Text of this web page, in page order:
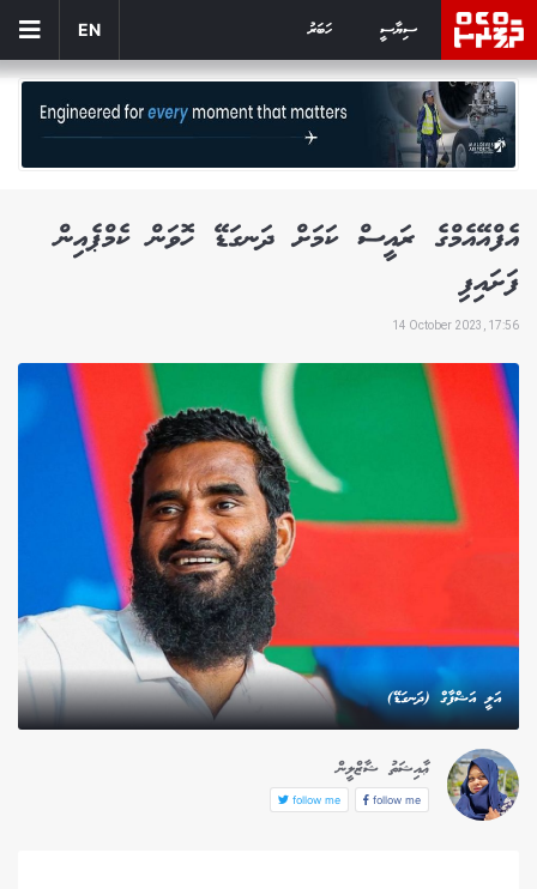
ސިޔާސީ ހަބަރު EN
އެފްއޭއެމްގެ ރައީސް ކަމަށް ދަނގަޑޭ ހޮވަން ކެމްޕެއިން
ފަށައިފި
14 October 2023, 17:56
އަލީ އަޝްފާގް (ދަނގަޑޭ)
ޢާއިޝަތު ޝާޒްލީން
follow me
follow me